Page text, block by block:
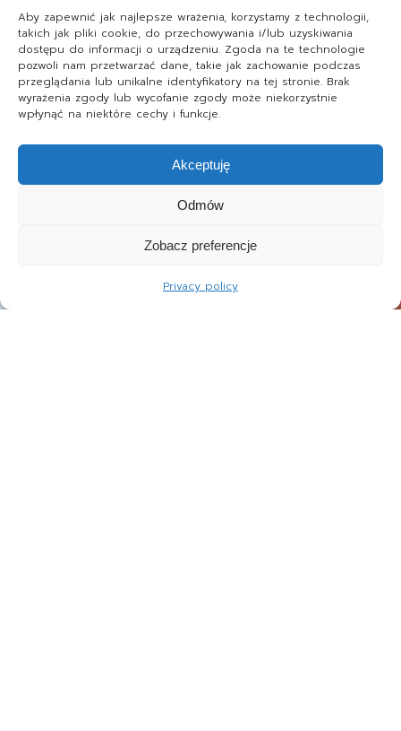
Aby zapewnić jak najlepsze wrażenia, korzystamy z technologii,
takich jak pliki cookie, do przechowywania i/lub uzyskiwania
dostępu do informacji o urządzeniu. Zgoda na te technologie
pozwoli nam przetwarzać dane, takie jak zachowanie podczas
przeglądania lub unikalne identyfikatory na tej stronie. Brak
wyrażenia zgody lub wycofanie zgody może niekorzystnie
wpłynąć na niektóre cechy i funkcje.
Akceptuję
Odmów
Zobacz preferencje
Privacy policy